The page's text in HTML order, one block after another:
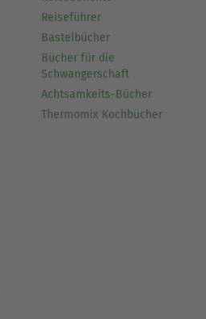
Reiseführer
Bastelbücher
Bücher für die
Schwangerschaft
Achtsamkeits-Bücher
Thermomix Kochbücher